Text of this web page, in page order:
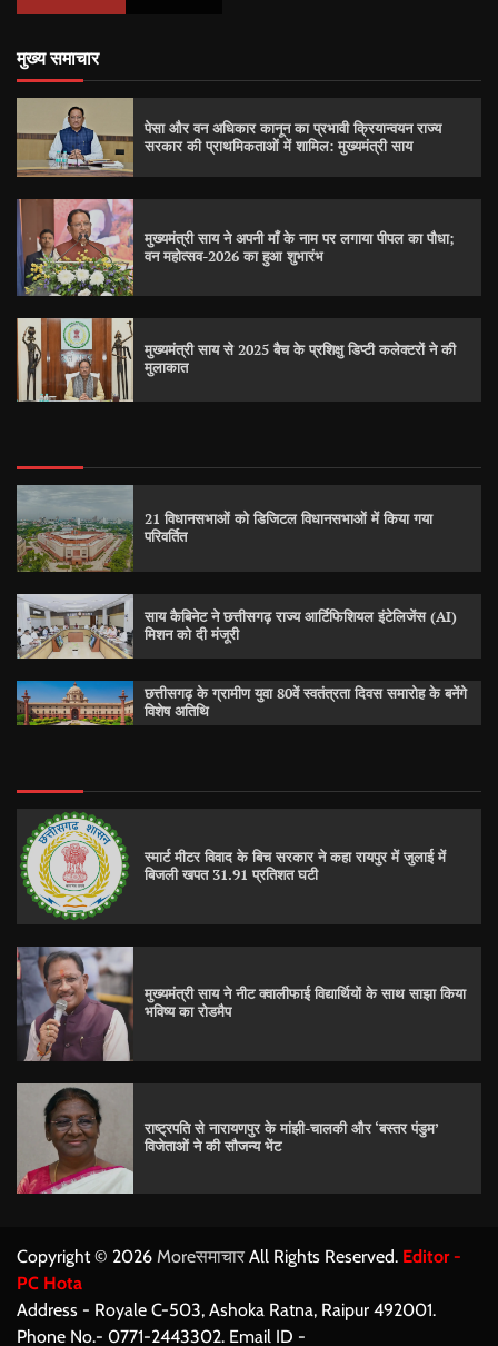
मुख्य समाचार
पेसा और वन अधिकार कानून का प्रभावी क्रियान्वयन राज्य
सरकार की प्राथमिकताओं में शामिल: मुख्यमंत्री साय
मुख्यमंत्री साय ने अपनी माँ के नाम पर लगाया पीपल का पौधा;
वन महोत्सव-2026 का हुआ शुभारंभ
मुख्यमंत्री साय से 2025 बैच के प्रशिक्षु डिप्टी कलेक्टरों ने की
मुलाकात
21 विधानसभाओं को डिजिटल विधानसभाओं में किया गया
परिवर्तित
साय कैबिनेट ने छत्तीसगढ़ राज्य आर्टिफिशियल इंटेलिजेंस (AI)
मिशन को दी मंजूरी
छत्तीसगढ़ के ग्रामीण युवा 80वें स्वतंत्रता दिवस समारोह के बनेंगे
विशेष अतिथि
स्मार्ट मीटर विवाद के बिच सरकार ने कहा रायपुर में जुलाई में
बिजली खपत 31.91 प्रतिशत घटी
मुख्यमंत्री साय ने नीट क्वालीफाई विद्यार्थियों के साथ साझा किया
भविष्य का रोडमैप
राष्ट्रपति से नारायणपुर के मांझी-चालकी और ‘बस्तर पंडुम’
विजेताओं ने की सौजन्य भेंट
Copyright © 2026 Moreसमाचार All Rights Reserved. Editor -
PC Hota
Address - Royale C-503, Ashoka Ratna, Raipur 492001.
Phone No.- 0771-2443302. Email ID -